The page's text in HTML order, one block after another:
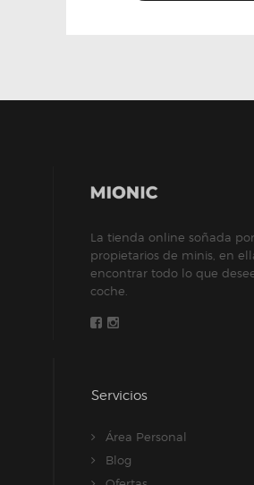
La tienda online soñada
propietarios de minis, en
encontrar todo lo que
coche.
Servicios
Área Personal
Blog